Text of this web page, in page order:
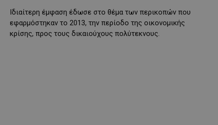
Ιδιαίτερη έμφαση έδωσε στο θέμα των περικοπών που
εφαρμόστηκαν το 2013, την περίοδο της οικονομικής
κρίσης, προς τους δικαιούχους πολύτεκνους.